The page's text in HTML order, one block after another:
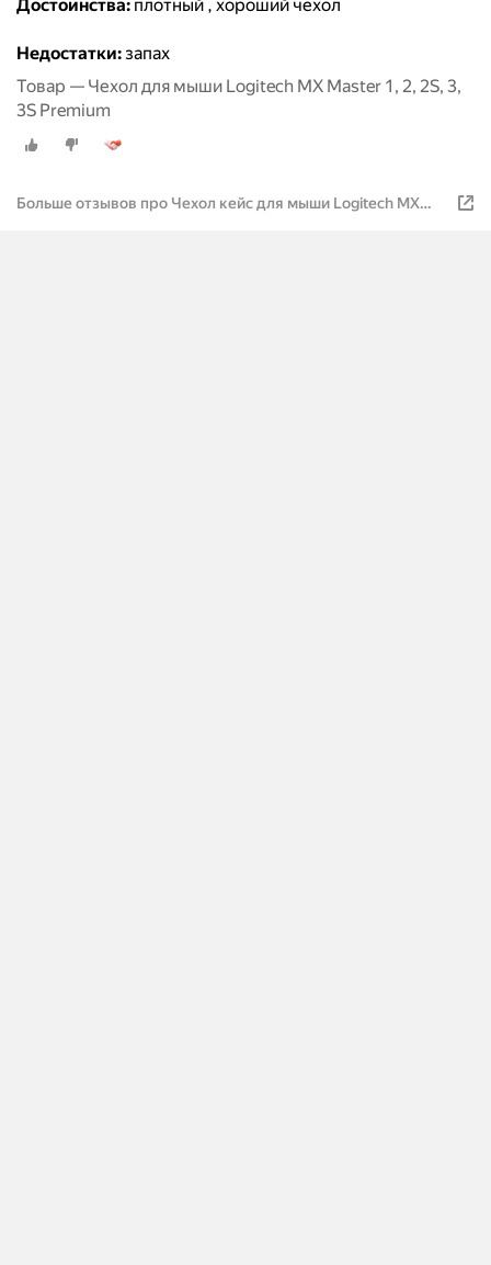
Достоинства: плотный , хороший чехол
Недостатки:запах
Товар — Чехол для мыши Logitech MX Master 1, 2, 2S, 3,
3S Premium
Больше отзывов про Чехол кейс для мыши Logitech MX